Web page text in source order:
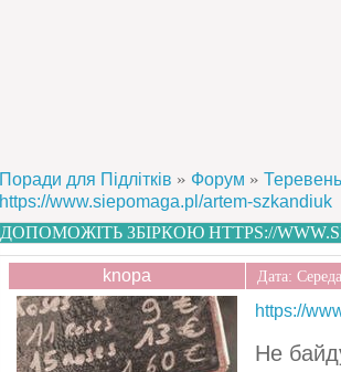
Поради для Підлітків » Форум »
https://www.siepomaga.pl/artem-szkandiuk
ДОПОМОЖІТЬ ЗБІРКОЮ HTTPS://
knopa Дата:
https://
Не